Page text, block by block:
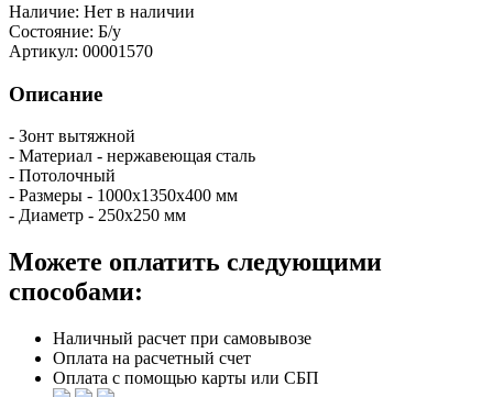
Наличие: Нет в наличии
Состояние: Б/у
Артикул: 00001570
Описание
- Зонт вытяжной
- Материал - нержавеющая сталь
- Потолочный
- Размеры - 1000х1350х400 мм
- Диаметр - 250х250 мм
Можете оплатить следующими
способами:
Наличный расчет при самовывозе
Оплата на расчетный счет
Оплата с помощью карты или СБП